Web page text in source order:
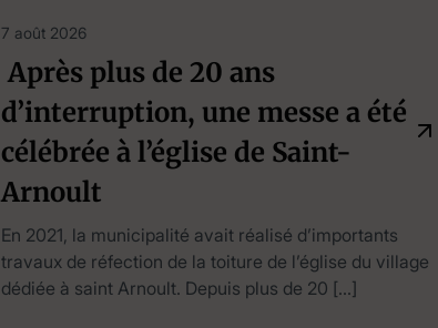
7 août 2026
Après plus de 20 ans
d’interruption, une messe a été
célébrée à l’église de Saint-
Arnoult
En 2021, la municipalité avait réalisé d’importants
travaux de réfection de la toiture de l’église du village
dédiée à saint Arnoult. Depuis plus de 20 […]